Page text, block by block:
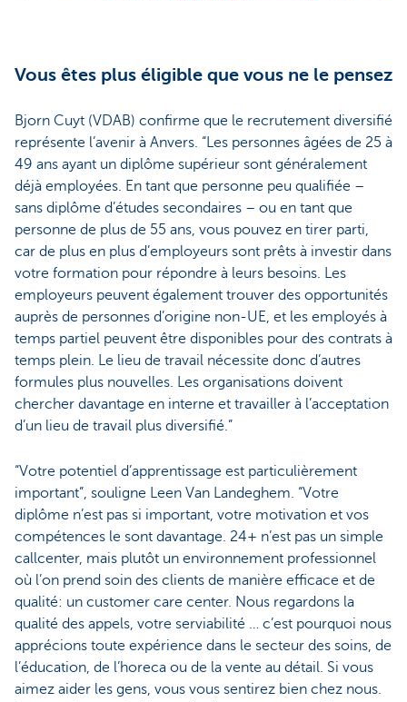
Vous êtes plus éligible que vous ne le pensez
Bjorn Cuyt (VDAB) confirme que le recrutement diversifié
représente l’avenir à Anvers. “Les personnes âgées de 25 à
49 ans ayant un diplôme supérieur sont généralement
déjà employées. En tant que personne peu qualifiée –
sans diplôme d’études secondaires – ou en tant que
personne de plus de 55 ans, vous pouvez en tirer parti,
car de plus en plus d’employeurs sont prêts à investir dans
votre formation pour répondre à leurs besoins. Les
employeurs peuvent également trouver des opportunités
auprès de personnes d’origine non-UE, et les employés à
temps partiel peuvent être disponibles pour des contrats à
temps plein. Le lieu de travail nécessite donc d’autres
formules plus nouvelles. Les organisations doivent
chercher davantage en interne et travailler à l’acceptation
d’un lieu de travail plus diversifié.”
“Votre potentiel d’apprentissage est particulièrement
important”, souligne Leen Van Landeghem. “Votre
diplôme n’est pas si important, votre motivation et vos
compétences le sont davantage. 24+ n’est pas un simple
callcenter, mais plutôt un environnement professionnel
où l’on prend soin des clients de manière efficace et de
qualité: un customer care center. Nous regardons la
qualité des appels, votre serviabilité … c’est pourquoi nous
apprécions toute expérience dans le secteur des soins, de
l’éducation, de l’horeca ou de la vente au détail. Si vous
aimez aider les gens, vous vous sentirez bien chez nous.